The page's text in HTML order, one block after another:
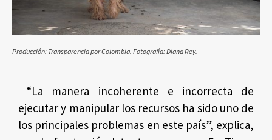
Producción: Transparencia por Colombia. Fotografía: Diana Rey.
“La manera incoherente e incorrecta de
ejecutar y manipular los recursos ha sido uno de
los principales problemas en este país”, explica,